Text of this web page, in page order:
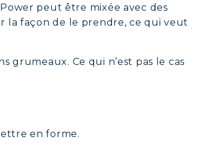
peut être mixée avec des
la façon de le prendre, ce qui veut
grumeaux. Ce qui n’est pas le cas
en forme.